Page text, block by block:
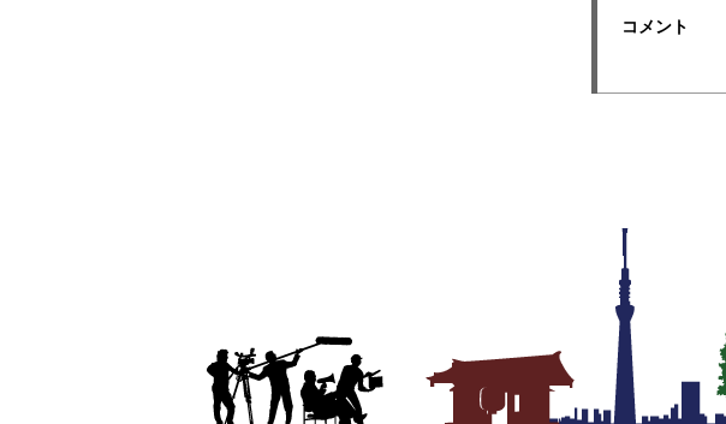
コメント